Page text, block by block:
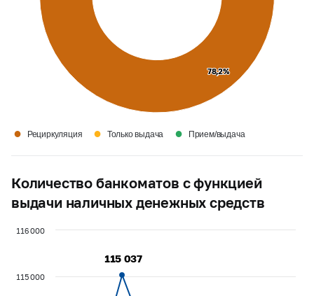
78,2%
78,2%
● Рециркуляция ● Только выдача ● Прием/выдача
Количество банкоматов с функцией
выдачи наличных денежных средств
115 037
115 037
115 000
116 000